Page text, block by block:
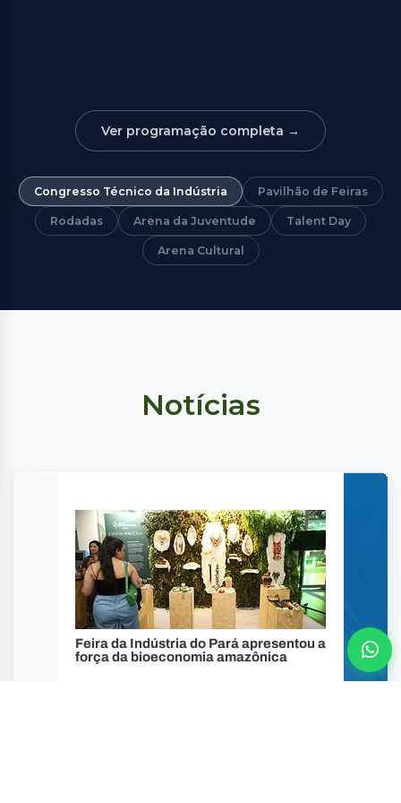
Ver programação completa →
Congresso Técnico da Indústria Pavilhão de Feiras
Rodadas Arena da Juventude Talent Day
Arena Cultural
Notícias